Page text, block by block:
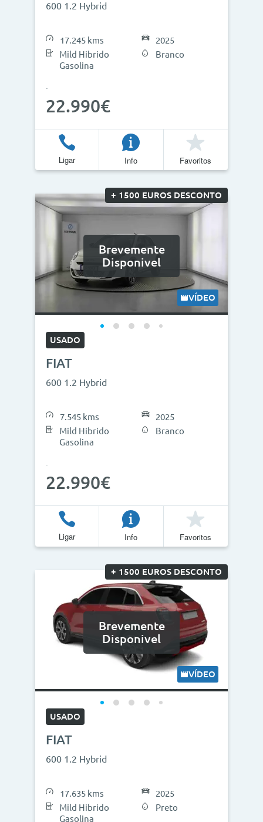
600 1.2 Hybrid
17.245 kms
Mild Hibrido
Gasolina
2025
Branco
22.990€
Ligar Info Favoritos
+ 1500 EUROS DESCONTO
Brevemente
Disponivel
VÍDEO
USADO
FIAT
600 1.2 Hybrid
7.545 kms
Mild Hibrido
Gasolina
2025
Branco
22.990€
Ligar Info Favoritos
+ 1500 EUROS DESCONTO
Brevemente
Disponivel
VÍDEO
USADO
FIAT
600 1.2 Hybrid
17.635 kms
Mild Hibrido
Gasolina
2025
Preto